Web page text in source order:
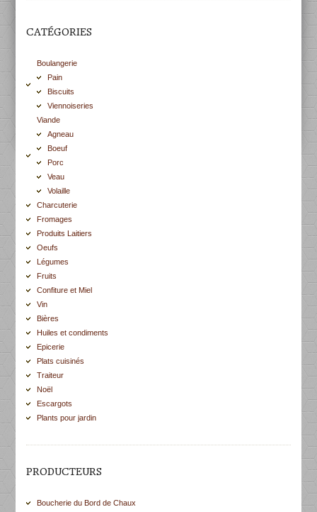
CATÉGORIES
Boulangerie
Pain
Biscuits
Viennoiseries
Viande
Agneau
Boeuf
Porc
Veau
Volaille
Charcuterie
Fromages
Produits Laitiers
Oeufs
Légumes
Fruits
Confiture et Miel
Vin
Bières
Huiles et condiments
Epicerie
Plats cuisinés
Traiteur
Noël
Escargots
Plants pour jardin
PRODUCTEURS
Boucherie du Bord de Chaux